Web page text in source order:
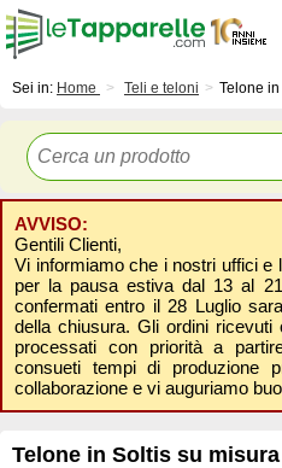
Sei in: Home Teli e teloni Telone
AVVISO:
Gentili Clienti,
Vi informiamo che i nostri uffici e
per la pausa estiva dal 13 al
confermati entro il 28 Luglio
della chiusura. Gli ordini
processati con priorità a
consueti tempi di produzione
collaborazione e vi auguriamo
Telone in Soltis su misura